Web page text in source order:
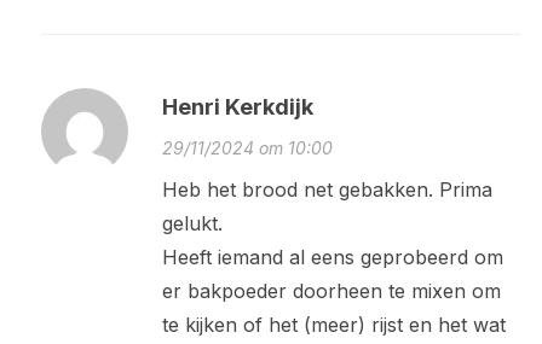
Henri Kerkdijk
29/11/2024 om 10:00
Heb het brood net gebakken. Prima
gelukt.
Heeft iemand al eens geprobeerd om
er bakpoeder doorheen te mixen om
te kijken of het (meer) rijst en het wat